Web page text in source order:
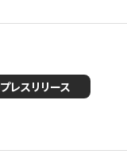
プレスリリース